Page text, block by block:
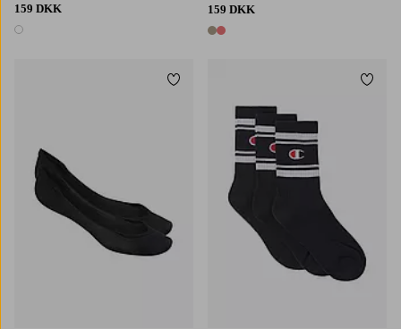
159 DKK
1 farve
159 DKK
2 farver
Tilføj til favoritter
39/4243/46